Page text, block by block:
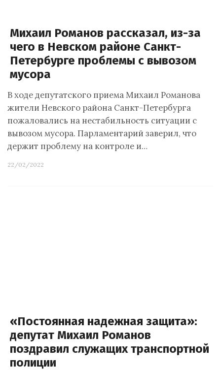
Михаил Романов рассказал, из-за
чего в Невском районе Санкт-
Петербурге проблемы с вывозом
мусора
В ходе депутатского приема Михаил Романова
жители Невского района Санкт-Петербурга
пожаловались на нестабильность ситуации с
вывозом мусора. Парламентарий заверил, что
держит проблему на контроле и…
22/02/2022
«Постоянная надежная защита»:
депутат Михаил Романов
поздравил служащих транспортной
полиции